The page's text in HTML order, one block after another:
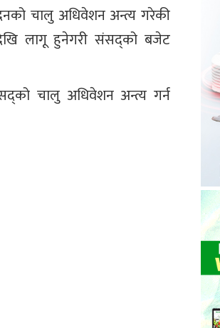
चालु अधिवेशन अन्त्य गरेकी
लागू हुनेगरी संसद्को बजेट
चालु अधिवेशन अन्त्य गर्न